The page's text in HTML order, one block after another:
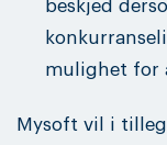
beskjed
mulighet for
Mysoft vil i